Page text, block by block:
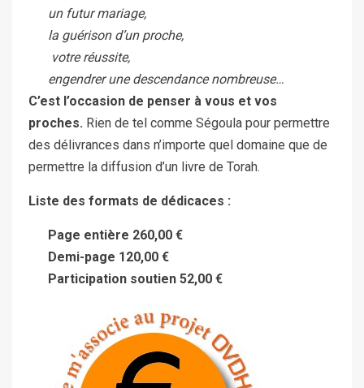
un futur mariage,
la guérison d’un proche,
votre réussite,
engendrer une descendance nombreuse…
C’est l’occasion de penser à vous et vos
proches. Rien de tel comme Ségoula pour permettre
des délivrances dans n’importe quel domaine que de
permettre la diffusion d’un livre de Torah.
Liste des formats de dédicaces :
Page entière 260,00 €
Demi-page 120,00 €
Participation soutien 52,00 €